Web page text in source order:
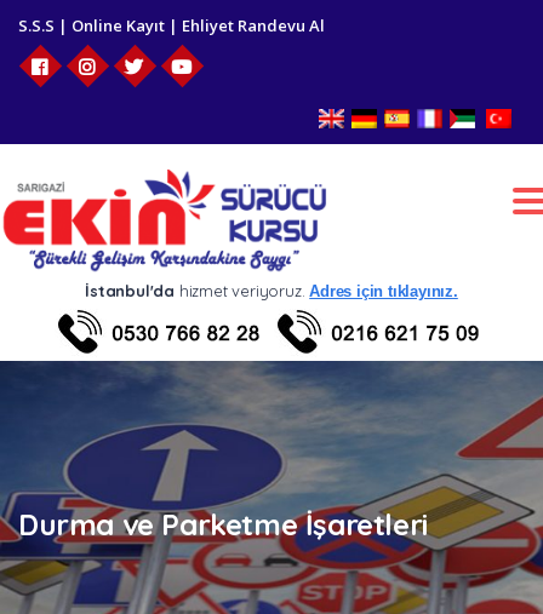
S.S.S | Online Kayıt | Ehliyet Randevu Al
İstanbul'da hizmet veriyoruz.Adres için tıklayınız.
Durma ve Parketme İşaretleri